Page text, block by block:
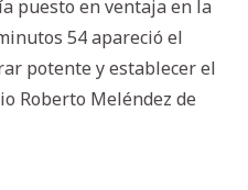
puesto en ventaja en la
54 apareció el
potente y establecer el
Roberto Meléndez de